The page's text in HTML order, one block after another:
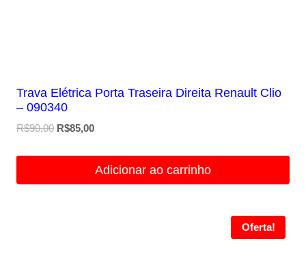
Trava Elétrica Porta Traseira Direita Renault Clio
– 090340
R$90,00 O
R$85,00O
é:
Adicionar ao carrinho
Oferta!